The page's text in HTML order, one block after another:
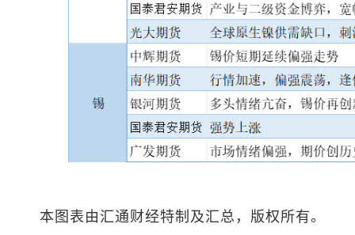
本图表由汇通财经特制及汇总，版权所有。